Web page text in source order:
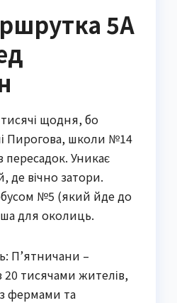
5А
щодня, бо
Пирогова, школи №14
Уникає
де вічно затори.
№5 (який йде до
для околиць.
П’ятничани –
20 тисячами жителів,
фермами та